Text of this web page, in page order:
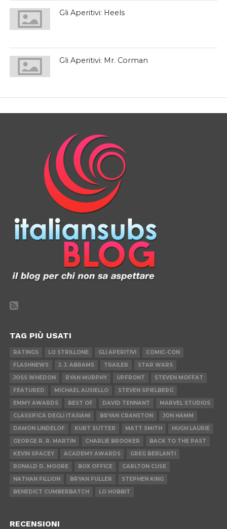
Gli Aperitivi: Heels
Gli Aperitivi: Mr. Corman
TAG PIÙ USATI
RATINGS LO STRILLONE GLI APERITIVI
COMIC-CON
FLASHNEWS
J. J. ABRAMS TRAILER
STAR WARS
JOSS WHEDON
RYAN MURPHY UPFRONT
STEVEN MOFFAT
FEATURED
MICHAEL AUSIELLO
STEVEN SPIELBERG
EMMY AWARDS
BEST OF DAVID TENNANT
MARVEL STUDIOS
CLASSIFICA DEGLI ITASIANI
BRYAN CRANSTON
JON HAMM
DAMON LINDELOF
KURT SUTTER MATT SMITH
HUGH LAURIE
GEORGE R. R. MARTIN
CHARLIE BROOKER
BACK TO THE PAST
KEVIN SPACEY
ACADEMY AWARDS
GREG BERLANTI
RONALD D. MOORE
BOX OFFICE
CARLTON CUSE
NATHAN FILLION
BRYAN FULLER
STEPHEN KING
BENEDICT CUMBERBATCH
LO HOBBIT
RECENSIONI